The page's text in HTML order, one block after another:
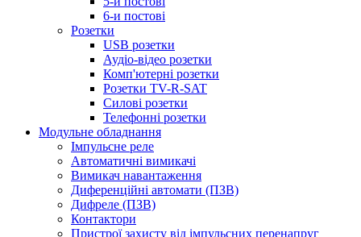
6-и постові
Розетки
USB розетки
Аудіо-відео розетки
Комп'ютерні розетки
Розетки TV-R-SAT
Силові розетки
Телефонні розетки
Модульне обладнання
Імпульсне реле
Автоматичні вимикачі
Вимикач навантаження
Диференційні автомати (ПЗВ)
Дифреле (ПЗВ)
Контактори
Пристрої захисту від імпульсних перенапруг